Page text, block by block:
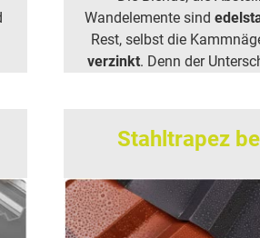
Wandelemente sind
Rest, selbst die
verzinkt. Denn der
Stahltrapez